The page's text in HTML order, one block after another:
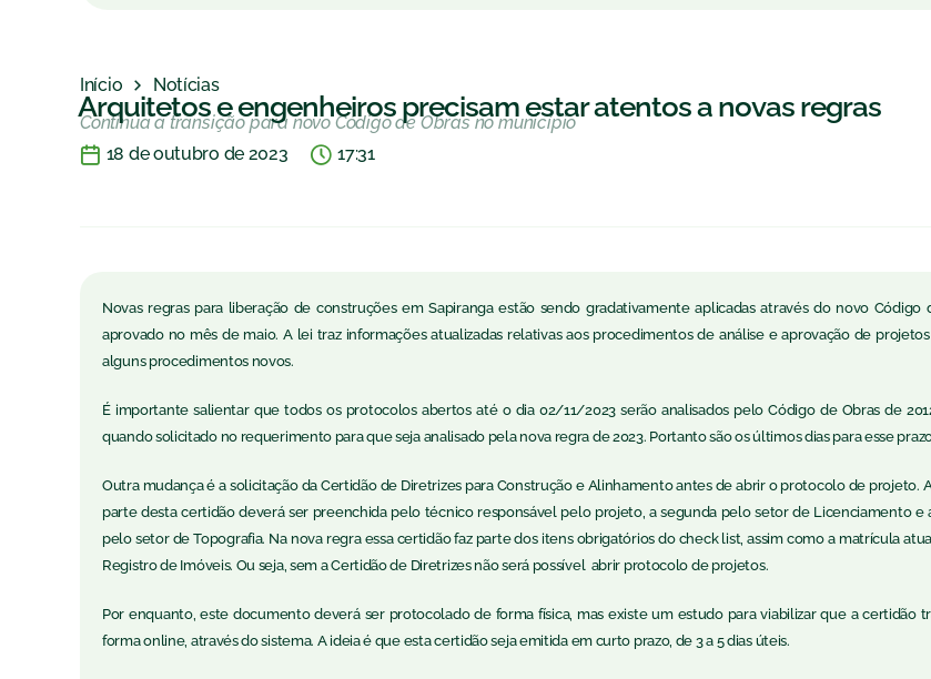
Início Notícias
Arquitetos e engenheiros precisam estar atentos a novas regras
Continua a transição para novo Código de Obras no município
18 de outubro de 2023
17:31
Novas regras para liberação de construções em Sapiranga estão sendo gradativamente aplicadas através do novo Código
aprovado no mês de maio. A lei traz informações atualizadas relativas aos procedimentos de análise e aprovação de
alguns procedimentos novos.
É importante salientar que todos os protocolos abertos até o dia 02/11/2023 serão analisados pelo Código de Obras de
quando solicitado no requerimento para que seja analisado pela nova regra de 2023. Portanto são os últimos dias para esse
Outra mudança é a solicitação da Certidão de Diretrizes para Construção e Alinhamento antes de abrir o protocolo de projeto.
parte desta certidão deverá ser preenchida pelo técnico responsável pelo projeto, a segunda pelo setor de Licenciamento e
pelo setor de Topografia. Na nova regra essa certidão faz parte dos itens obrigatórios do check list, assim como a matrícula
Registro de Imóveis. Ou seja, sem a Certidão de Diretrizes não será possível abrir protocolo de projetos.
Por enquanto, este documento deverá ser protocolado de forma física, mas existe um estudo para viabilizar que a certidão
forma online, através do sistema. A ideia é que esta certidão seja emitida em curto prazo, de 3 a 5 dias úteis.